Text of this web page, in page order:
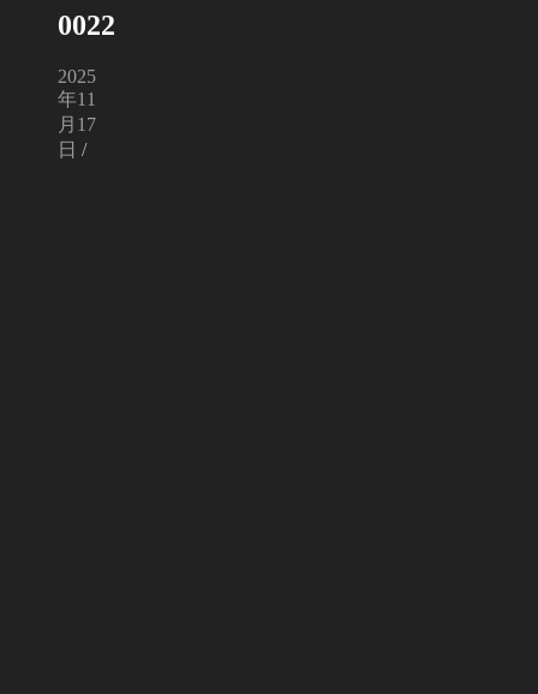
0022
2025
年11
月17
日 /